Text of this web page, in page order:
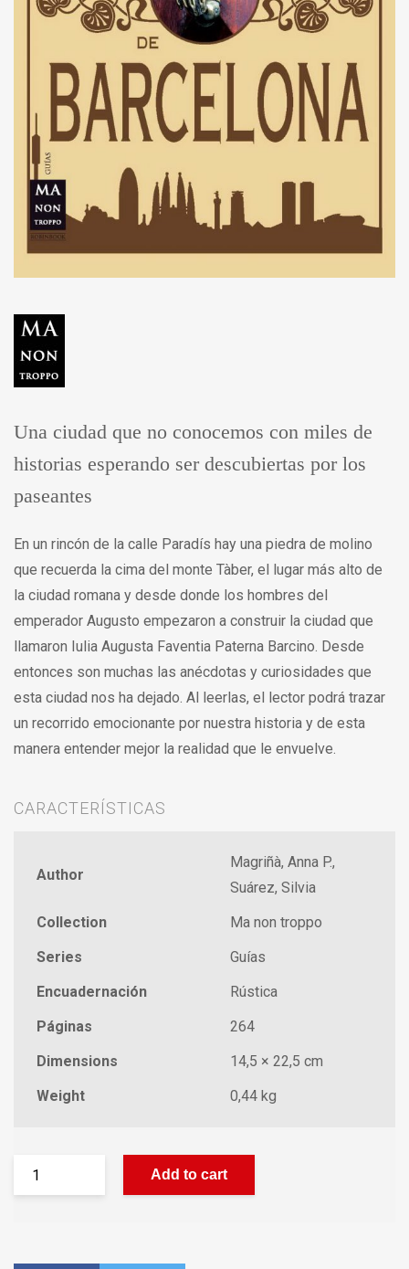
Una ciudad que no conocemos con miles de
historias esperando ser descubiertas por los
paseantes
En un rincón de la calle Paradís hay una piedra de molino
que recuerda la cima del monte Tàber, el lugar más alto de
la ciudad romana y desde donde los hombres del
emperador Augusto empezaron a construir la ciudad que
llamaron Iulia Augusta Faventia Paterna Barcino. Desde
entonces son muchas las anécdotas y curiosidades que
esta ciudad nos ha dejado. Al leerlas, el lector podrá trazar
un recorrido emocionante por nuestra historia y de esta
manera entender mejor la realidad que le envuelve.
CARACTERÍSTICAS
Author
Magriñà, Anna P.,
Suárez, Silvia
Collection
Ma non troppo
Series
Guías
Encuadernación
Rústica
Páginas
264
Dimensions
14,5 × 22,5 cm
Weight
0,44 kg
Add to cart